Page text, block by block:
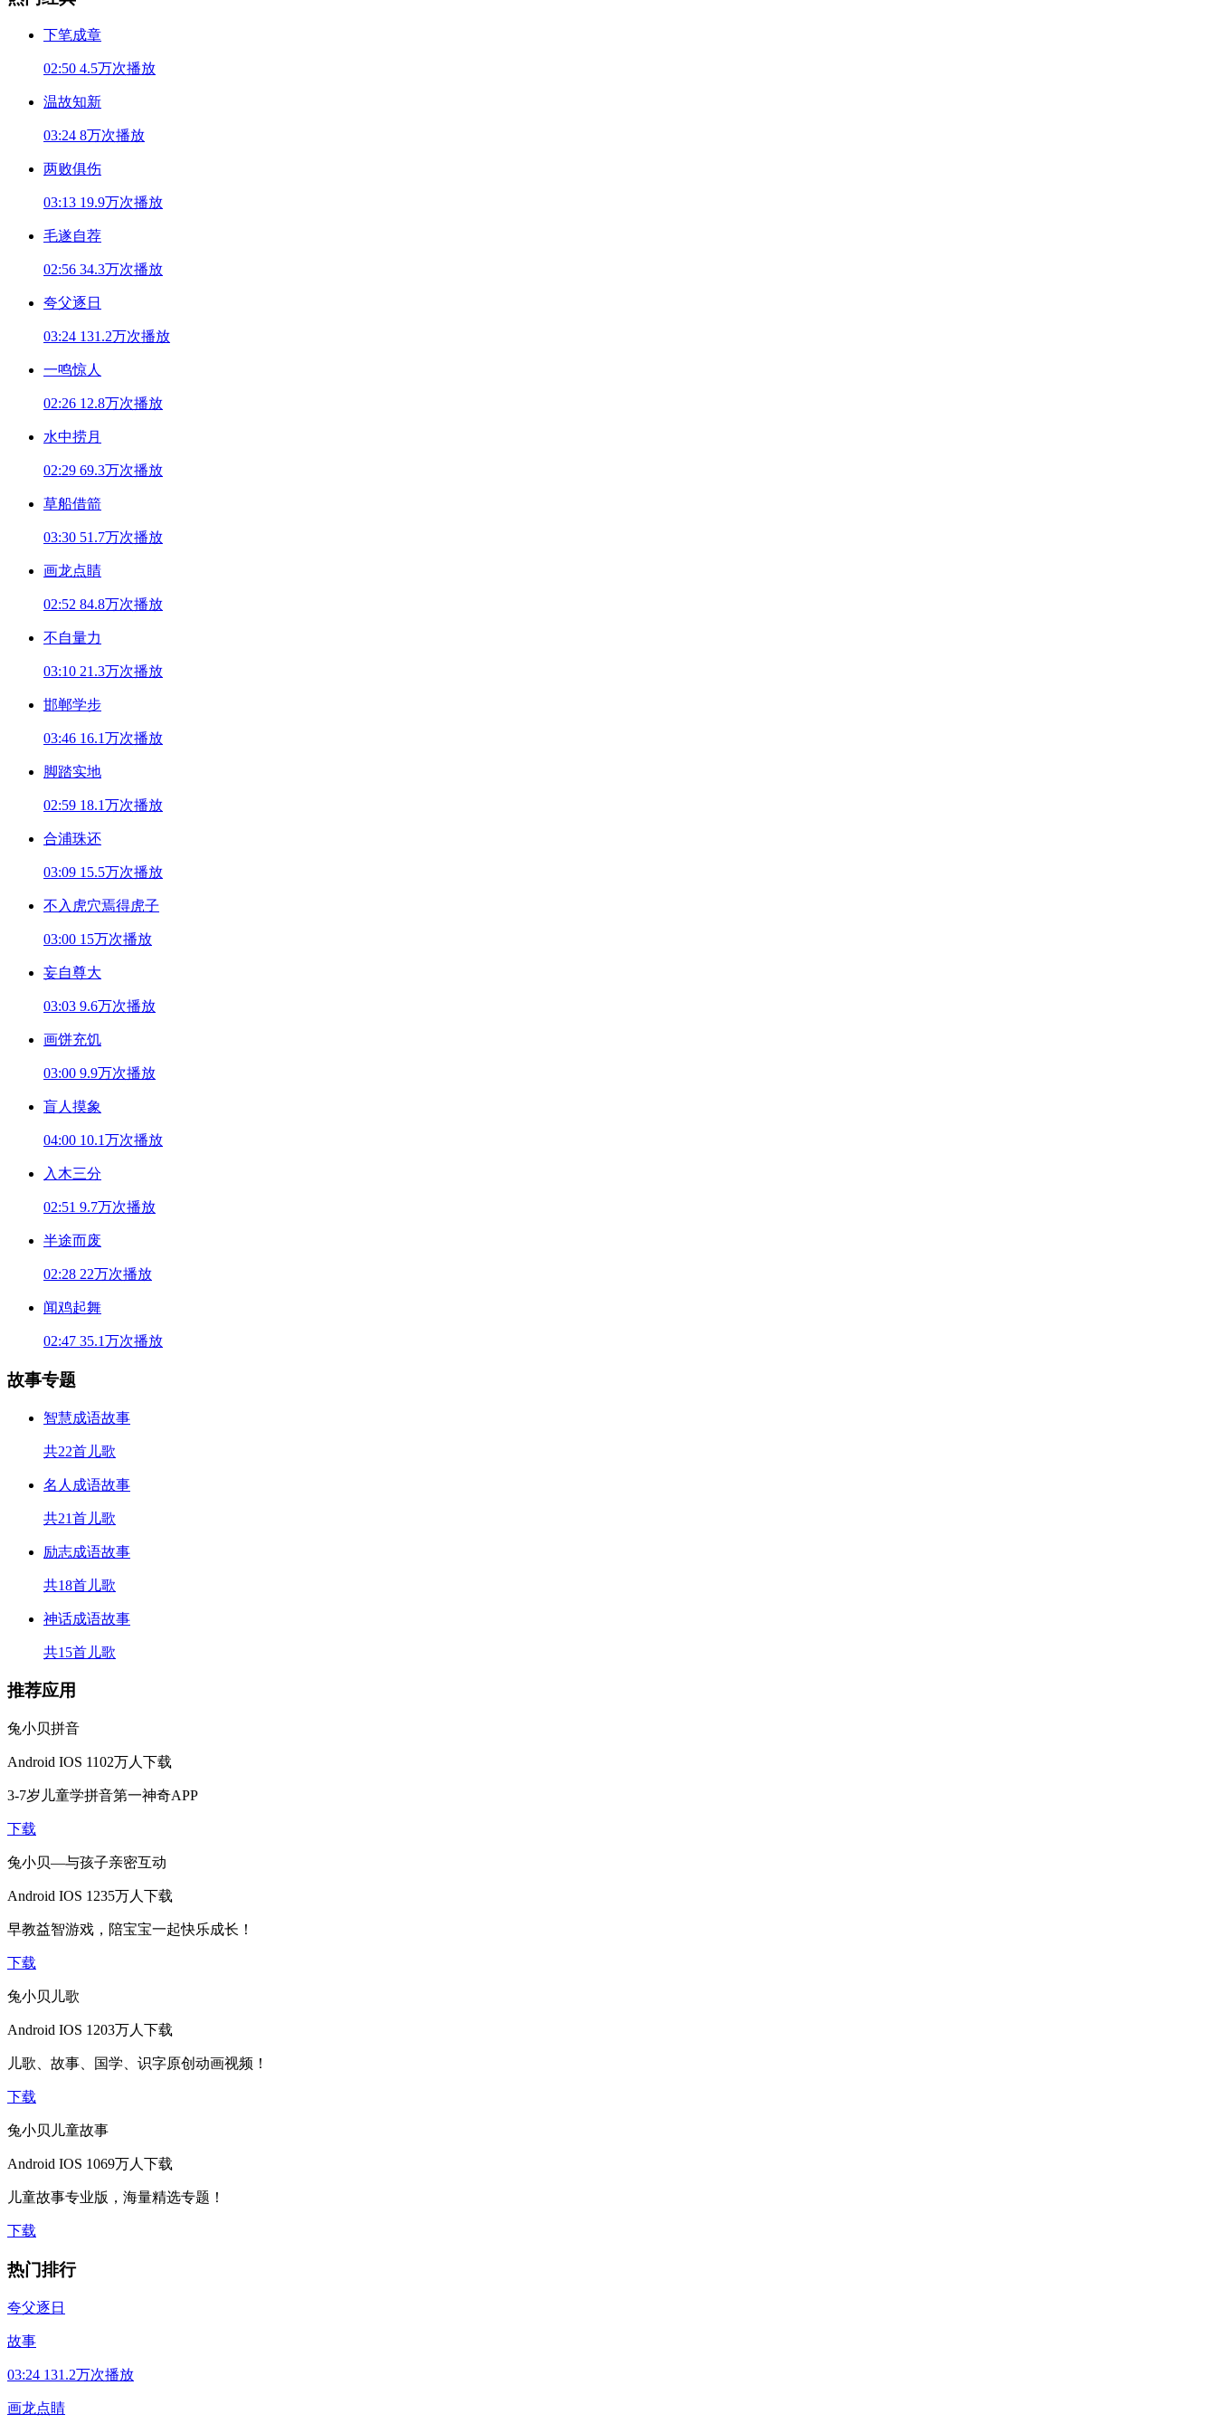
下笔成章
02:50 4.5万次播放
温故知新
03:24 8万次播放
两败俱伤
03:13 19.9万次播放
毛遂自荐
02:56 34.3万次播放
夸父逐日
03:24 131.2万次播放
一鸣惊人
02:26 12.8万次播放
水中捞月
02:29 69.3万次播放
草船借箭
03:30 51.7万次播放
画龙点睛
02:52 84.8万次播放
不自量力
03:10 21.3万次播放
邯郸学步
03:46 16.1万次播放
脚踏实地
02:59 18.1万次播放
合浦珠还
03:09 15.5万次播放
不入虎穴焉得虎子
03:00 15万次播放
妄自尊大
03:03 9.6万次播放
画饼充饥
03:00 9.9万次播放
盲人摸象
04:00 10.1万次播放
入木三分
02:51 9.7万次播放
半途而废
02:28 22万次播放
闻鸡起舞
02:47 35.1万次播放
故事专题
智慧成语故事
共22首儿歌
名人成语故事
共21首儿歌
励志成语故事
共18首儿歌
神话成语故事
共15首儿歌
推荐应用
兔小贝拼音
Android IOS 1102万人下载
3-7岁儿童学拼音第一神奇APP
下载
兔小贝—与孩子亲密互动
Android IOS 1235万人下载
早教益智游戏，陪宝宝一起快乐成长！
下载
兔小贝儿歌
Android IOS 1203万人下载
儿歌、故事、国学、识字原创动画视频！
下载
兔小贝儿童故事
Android IOS 1069万人下载
儿童故事专业版，海量精选专题！
下载
热门排行
夸父逐日
故事
03:24 131.2万次播放
画龙点睛